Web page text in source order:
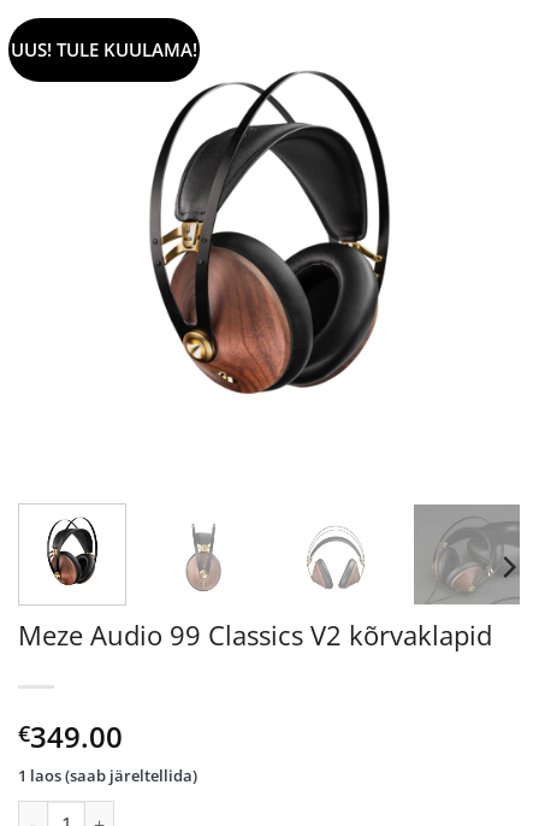
UUS! TULE KUULAMA!
Meze Audio 99 Classics V2 kõrvaklapid
€349.00
1 laos (saab järeltellida)
Meze Audio 99 Classics V2 kõrvaklapid kogus